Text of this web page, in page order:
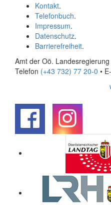
Kontakt.
Telefonbuch.
Impressum.
Datenschutz.
Barrierefreiheit.
Amt der Oö.
Telefon (+43 732) 77 20-0 •